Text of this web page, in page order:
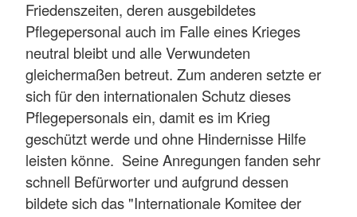
Friedenszeiten, deren ausgebildetes
Pflegepersonal auch im Falle eines Krieges
neutral bleibt und alle Verwundeten
gleichermaßen betreut. Zum anderen setzte er
sich für den internationalen Schutz dieses
Pflegepersonals ein, damit es im Krieg
geschützt werde und ohne Hindernisse Hilfe
leisten könne. Seine Anregungen fanden sehr
schnell Befürworter und aufgrund dessen
bildete sich das "Internationale Komitee der